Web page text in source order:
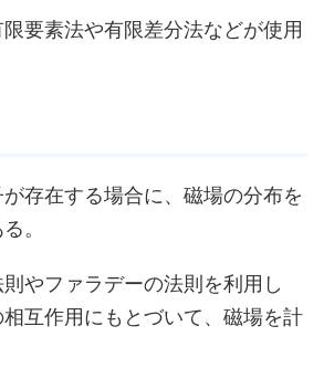
要素法や有限差分法などが使用
存在する場合に、磁場の分布を
。
やファラデーの法則を利用し
互作用にもとづいて、磁場を計